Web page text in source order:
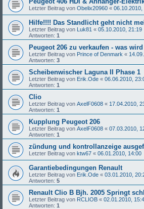
Letzter Beitrag von Obelix20960 « 06.10.2010,
Hilfe!!!! Das Standlicht geht nicht
Letzter Beitrag von Luk81 « 05.10.2010, 21:19
Antworten: 1
Peugeot 206 zu verkaufen - was
Letzter Beitrag von Prince of Denmark «
Antworten: 3
Scheibenwischer Laguna II Phase 1
Letzter Beitrag von Erik.Ode « 06.06.2010,
Antworten: 1
Clio
Letzter Beitrag von AxelF0608 « 17.04.2010,
Antworten: 1
Kupplung Peugeot 206
Letzter Beitrag von AxelF0608 « 07.03.2010,
Antworten: 1
zündung und kontrollanzeige
Letzter Beitrag von ktw67 « 06.01.2010, 14:00
Garantiebedingungen Renault
Letzter Beitrag von Erik.Ode « 03.01.2010,
Antworten: 5
Renault Clio B Bjh. 2005 Springt
Letzter Beitrag von RCLIOB « 02.01.2010,
Antworten: 1